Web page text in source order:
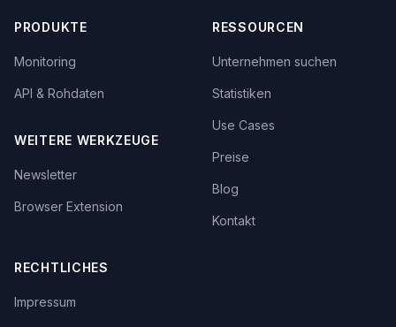
PRODUKTE
Monitoring
API & Rohdaten
WEITERE WERKZEUGE
Newsletter
Browser Extension
RESSOURCEN
Unternehmen suchen
Statistiken
Use Cases
Preise
Blog
Kontakt
RECHTLICHES
Impressum